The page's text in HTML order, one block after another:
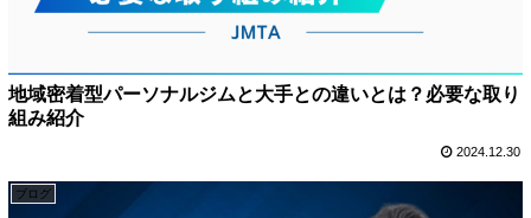
地域密着型パーソナルジムと大手との違いとは？必要な取り
組み紹介
2024.12.30
ブログ